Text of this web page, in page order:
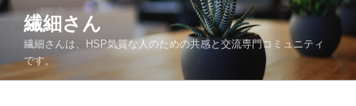
コ
ン
ツ
繊細さん
繊細さんは、HSP気質な人のための共感と交流専門コミュニティ
です。